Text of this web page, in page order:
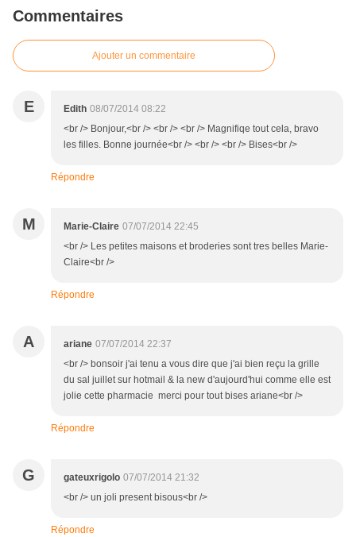
Commentaires
Ajouter un commentaire
E Edith 08/07/2014 08:22
<br /> Bonjour,<br /> <br /> <br /> Magnifiqe tout cela, bravo
les filles. Bonne journée<br /> <br /> <br /> Bises<br />
Répondre
M Marie-Claire 07/07/2014 22:45
<br /> Les petites maisons et broderies sont tres belles Marie-
Claire<br />
Répondre
A ariane 07/07/2014 22:37
<br /> bonsoir j'ai tenu a vous dire que j'ai bien reçu la grille
du sal juillet sur hotmail & la new d'aujourd'hui comme elle est
jolie cette pharmacie merci pour tout bises ariane<br />
Répondre
G gateuxrigolo 07/07/2014 21:32
<br /> un joli present bisous<br />
Répondre